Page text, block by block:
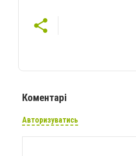
Коментарі
Авторизуватись